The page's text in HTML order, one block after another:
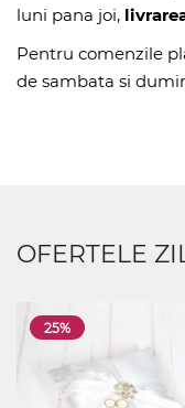
luni pana joi,
Pentru comenzile
de sambata si
OFERTELE
25%